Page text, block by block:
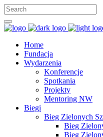
Home
Fundacja
Wydarzenia
Konferencje
Spotkania
Projekty
Mentoring NW
Biegi
Bieg Zielonych
Bieg
Bieg